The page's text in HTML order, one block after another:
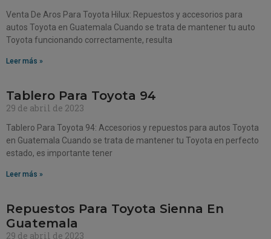
Venta De Aros Para Toyota Hilux: Repuestos y accesorios para
autos Toyota en Guatemala Cuando se trata de mantener tu auto
Toyota funcionando correctamente, resulta
Leer más »
Tablero Para Toyota 94
29 de abril de 2023
Tablero Para Toyota 94: Accesorios y repuestos para autos Toyota
en Guatemala Cuando se trata de mantener tu Toyota en perfecto
estado, es importante tener
Leer más »
Repuestos Para Toyota Sienna En
Guatemala
29 de abril de 2023